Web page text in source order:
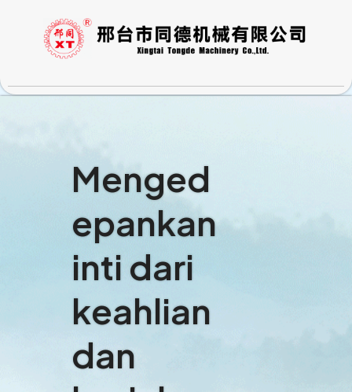
Menged
epankan
inti dari
keahlian
dan